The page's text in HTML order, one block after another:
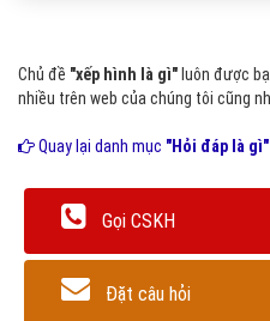
Chủ đề "xếp hình là gì" luôn được
nhiều trên web của chúng tôi cũng
Quay lại danh mục "Hỏi đáp là gì"
Gọi CSKH
Đặt câu hỏi